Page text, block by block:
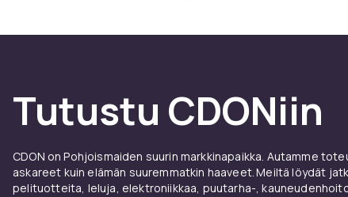
Tutustu CDONiin
CDON on Pohjoismaiden suurin markkinapaikka. Autamme
askareet kuin elämän suuremmatkin haaveet. Meiltä löydät
pelituotteita, leluja, elektroniikkaa, puutarha-,